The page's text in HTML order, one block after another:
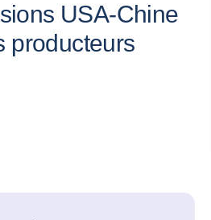
USA-Chine
producteurs